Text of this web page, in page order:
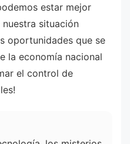
estar mejor
situación
oportunidades que se
la economía nacional
el control de